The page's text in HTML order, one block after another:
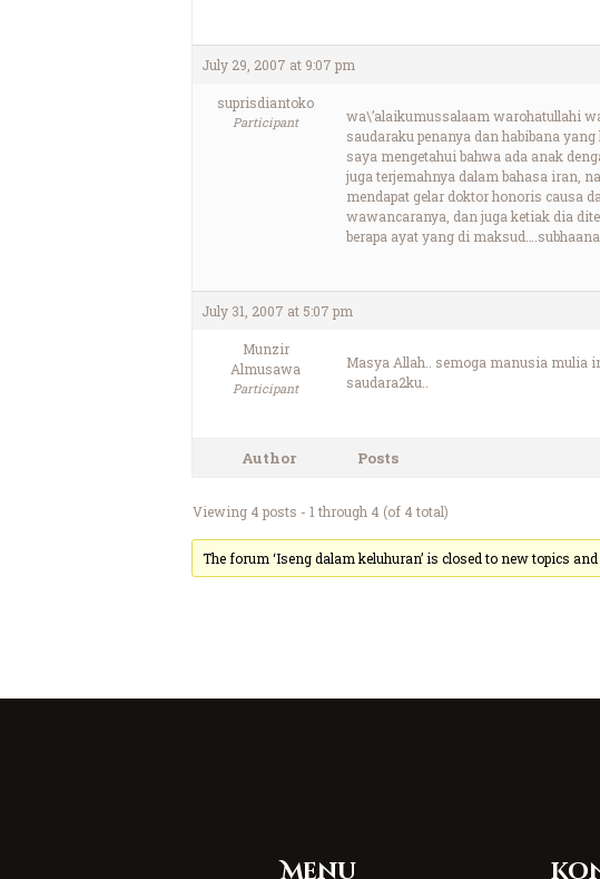
July 29, 2007 at 9:07 pm
suprisdiantoko
Participant
wa\’alaikumussalaam warohatullahi
saudaraku penanya dan habibana yang
saya mengetahui bahwa ada anak
juga terjemahnya dalam bahasa iran,
mendapat gelar doktor honoris causa
wawancaranya, dan juga ketiak dia
berapa ayat yang di
July 31, 2007 at 5:07 pm
Munzir
Almusawa
Participant
Masya Allah.. semoga manusia mulia
saudara2ku..
Author Posts
Viewing 4 posts - 1 through 4 (of 4 total)
The forum ‘Iseng dalam keluhuran’ is closed to new topics and
Menu